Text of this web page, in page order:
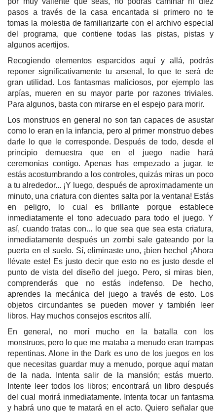
pasos a través de la casa encantada si primero no te
tomas la molestia de familiarizarte con el archivo especial
del programa, que contiene todas las pistas, pistas y
algunos acertijos.
Recogiendo elementos esparcidos aquí y allá, podrás
reponer significativamente tu arsenal, lo que te será de
gran utilidad. Los fantasmas maliciosos, por ejemplo las
arpías, mueren en su mayor parte por razones triviales.
Para algunos, basta con mirarse en el espejo para morir.
Los monstruos en general no son tan capaces de asustar
como lo eran en la infancia, pero al primer monstruo debes
darle lo que le corresponde. Después de todo, desde el
principio demuestra que en el juego nadie hará
ceremonias contigo. Apenas has empezado a jugar, te
estás acostumbrando a los controles, quizás miras un poco
a tu alrededor... ¡Y luego, después de aproximadamente un
minuto, una criatura con dientes salta por la ventana! Estás
en peligro, lo cual es brillante porque establece
inmediatamente el tono adecuado para todo el juego. Y
así, cuando tratas con... lo que sea que sea esta criatura,
inmediatamente después un zombi sale gateando por la
puerta en el suelo. Sí, eliminaste uno, ¡bien hecho! ¡Ahora
llévate este! Es justo decir que esto no es justo desde el
punto de vista del diseño del juego. Pero, si miras bien,
comprenderás que no estás indefenso. De hecho,
aprendes la mecánica del juego a través de esto. Los
objetos circundantes se pueden mover y también leer
libros. Hay muchos consejos escritos allí.
En general, no morí mucho en la batalla con los
monstruos, pero lo que me mataba a menudo eran trampas
repentinas. Alone in the Dark es uno de los juegos en los
que necesitas guardar muy a menudo, porque aquí matan
de la nada. Intenta salir de la mansión; estás muerto.
Intente leer todos los libros; encontrará un libro después
del cual morirá inmediatamente. Intenta tocar un fantasma
y habrá uno que te matará en el acto. Quiero señalar que